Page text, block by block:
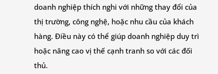
doanh nghiệp thích nghi với những thay đổi của
thị trường, công nghệ, hoặc nhu cầu của khách
hàng. Điều này có thể giúp doanh nghiệp duy trì
hoặc nâng cao vị thế cạnh tranh so với các đối
thủ.